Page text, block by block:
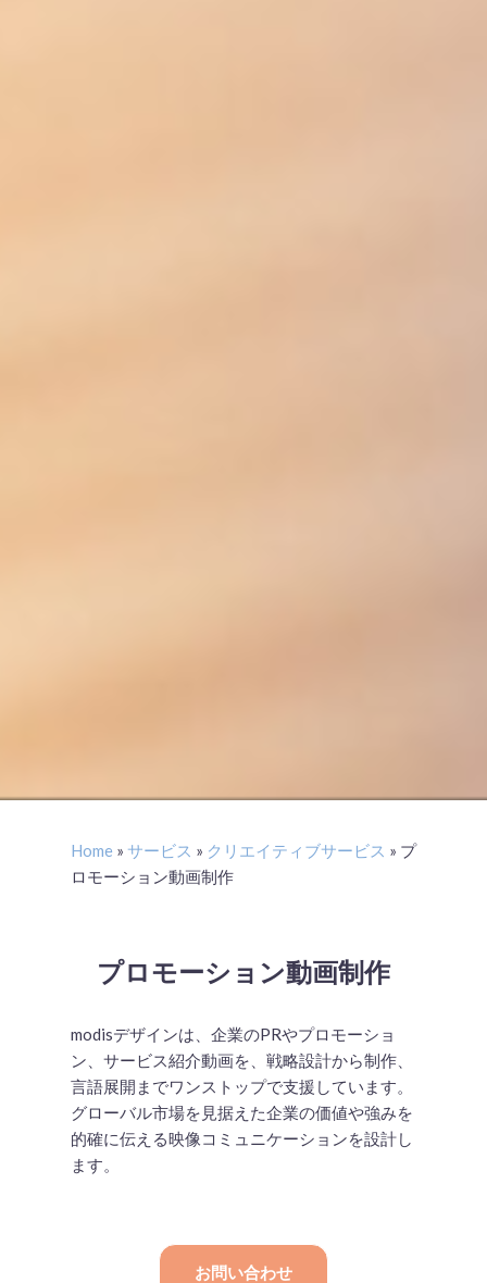
Home » サービス » クリエイティブサービス » プ
ロモーション動画制作
プロモーション動画制作
modisデザインは、企業のPRやプロモーショ
ン、サービス紹介動画を、戦略設計から制作、
言語展開までワンストップで支援しています。
グローバル市場を見据えた企業の価値や強みを
的確に伝える映像コミュニケーションを設計し
ます。
お問い合わせ